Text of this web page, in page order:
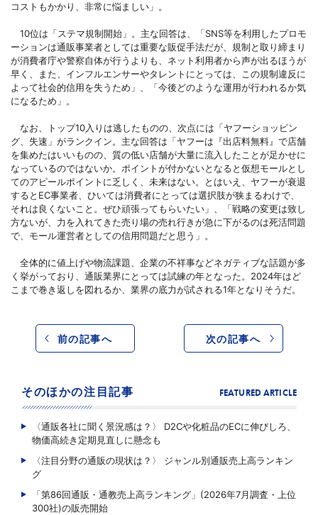
コストもかかり、非常に悩ましい」。
10位は「ステマ規制開始」。主な回答は、「SNS等を利用したプロモ
ーションは通販事業者としては重要な販促手法だが、規制と取り締まり
が消費者庁や警察自体が行うよりも、ネット利用者から声が出るほうが
早く、また、インフルエンサーやタレントにとっては、この規制違反に
よって社会的信用を失うため」、「今後どのような運用が行われるか気
になるため」。
なお、トップ10入りは逃したものの、次点には「ヤフーショッピン
グ、失速」がランクイン。主な回答は「ヤフーは『出店料無料』で店舗
を集めたはいいものの、質の低い店舗が大量に流入したことが足かせに
なっているのではないか。ポイントが付かないとなると仮想モールとし
てのアピールポイントに乏しく、未来はない。とはいえ、ヤフーが衰退
するとEC事業者、ひいては消費者にとっては選択肢が狭まるわけで、
それは良くないこと。ぜひ頑張ってもらいたい」、「戦略の変更は致し
方ないが、力を入れてきた売り場の売れ行きが急に下がるのは死活問題
で、モール運営者としての信用問題だと思う」。
全体的に値上げや物流課題、企業の不祥事などネガティブな話題が多
く挙がっており、通販業界にとっては試練の年となった。2024年はど
こまで巻き返しを図れるか、業界の底力が試される1年となりそうだ。
前の記事へ 次の記事へ
そのほかの注目記事 FEATURED ARTICLE
〈通販各社に聞く景況感は？〉 D2Cや化粧品のECに伸びしろ、
物価高続き定期見直しに懸念も
〈注目分野の通販の現状は？〉 ジャンル別通販売上高ランキン
グ
「第86回通販・通教売上高ランキング」(2026年7月調査・上位
300社)の販売開始